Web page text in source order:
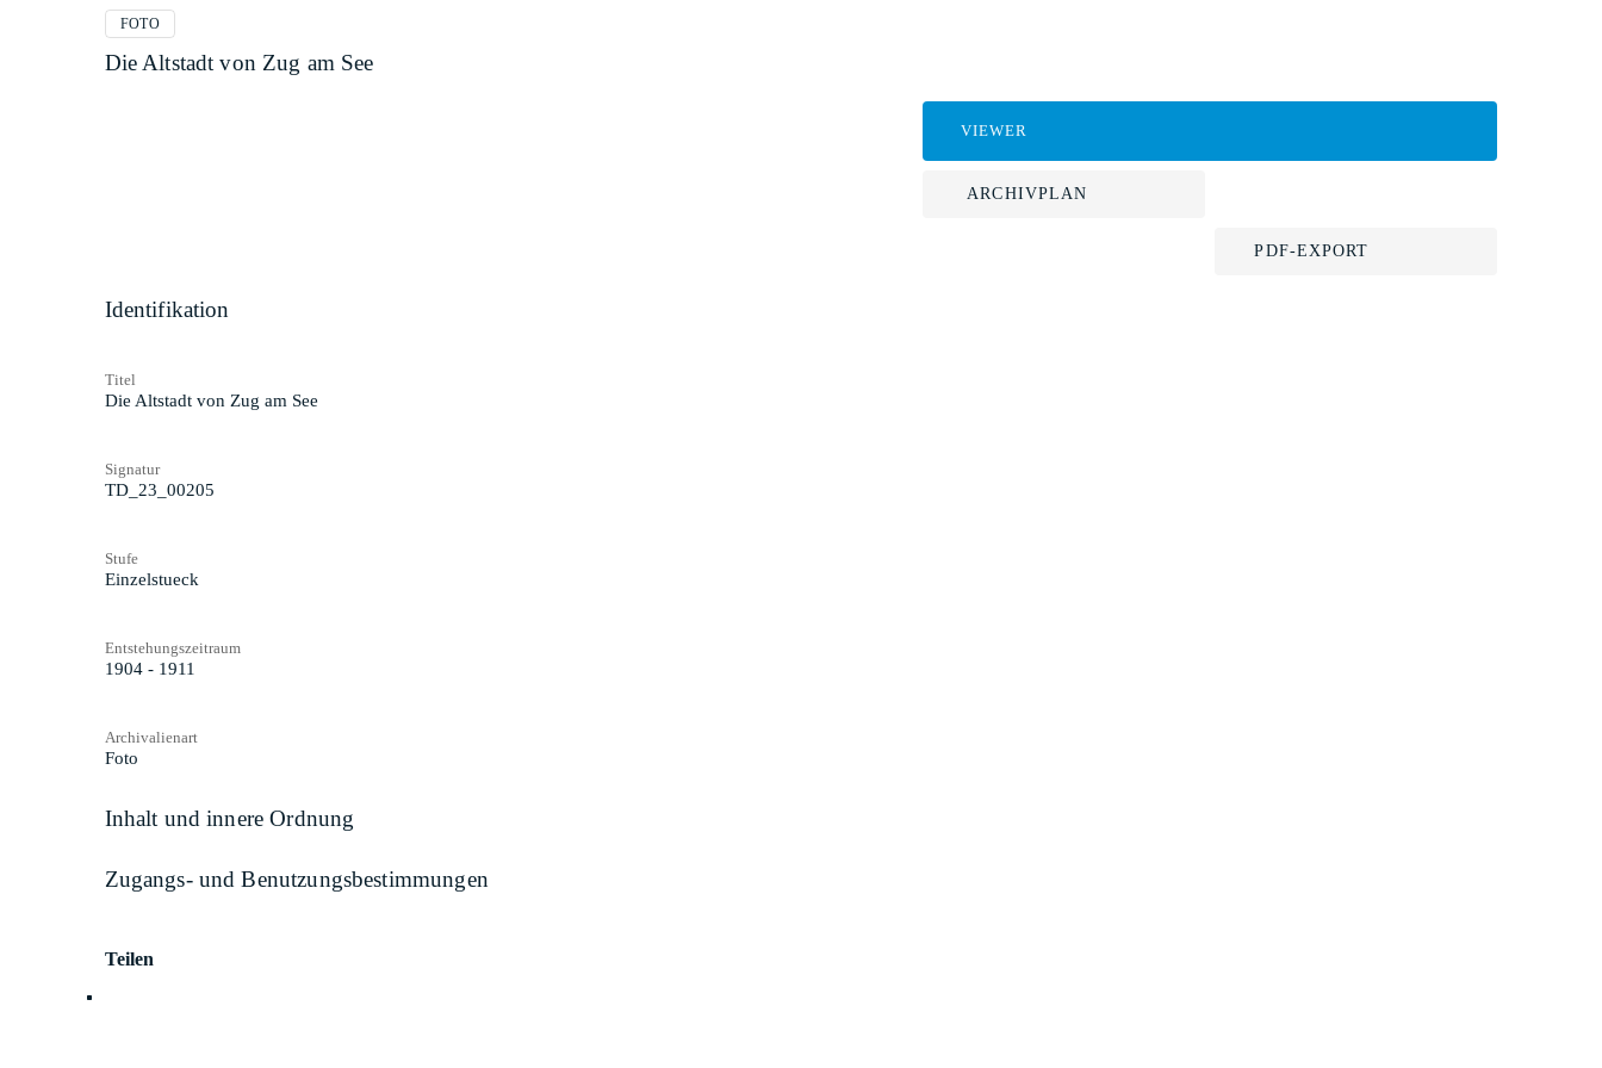
FOTO
Die Altstadt von Zug am See
VIEWER
ARCHIVPLAN
PDF-EXPORT
Identifikation
Titel
Die Altstadt von Zug am See
Signatur
TD_23_00205
Stufe
Einzelstueck
Entstehungszeitraum
1904 - 1911
Archivalienart
Foto
Inhalt und innere Ordnung
Zugangs- und Benutzungsbestimmungen
Teilen